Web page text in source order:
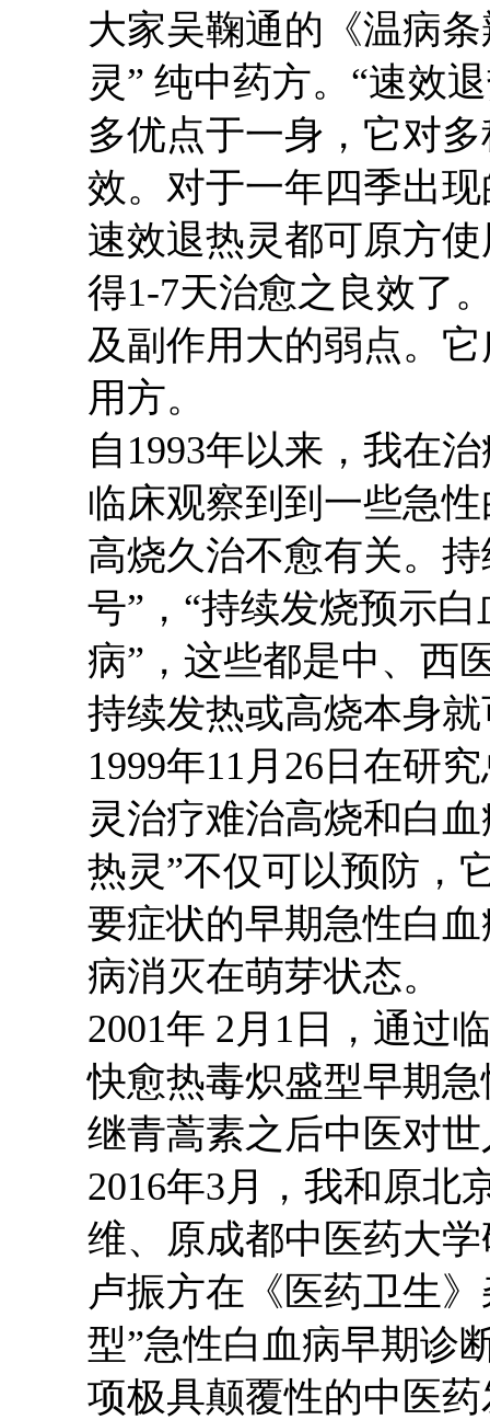
大家吴鞠通的《温病
灵” 纯中药方。“速效
多优点于一身，它对
效。对于一年四季出
速效退热灵都可原方
得1-7天治愈之良效了
及副作用大的弱点。
用方。
自 1993年以来， 我在
临床观察到到一些急
高烧久治不愈有关。
号”，“持续发烧预示
病”，这些都是中、西
持续发热或高烧本身
1999年11月26日在研
灵治疗难治高烧和白
热灵”不仅可以预防，
要症状的早期急性白
病消灭在萌芽状态。
2001年 2月1日，通过
快愈热毒炽盛型早期
继青蒿素之后中医对
2016年3月，我和原北
维、原成都中医药大
卢振方在《医药卫生
型”急性白血病早期诊
项极具颠覆性的中医